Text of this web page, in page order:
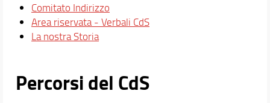
Comitato Indirizzo
Area riservata - Verbali CdS
La nostra Storia
Percorsi del CdS